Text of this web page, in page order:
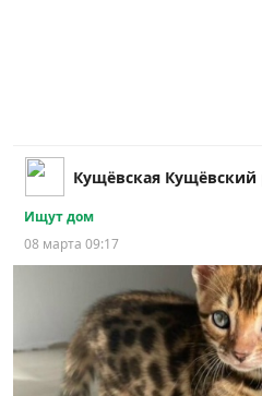
Ищут дом
08 марта 09:17